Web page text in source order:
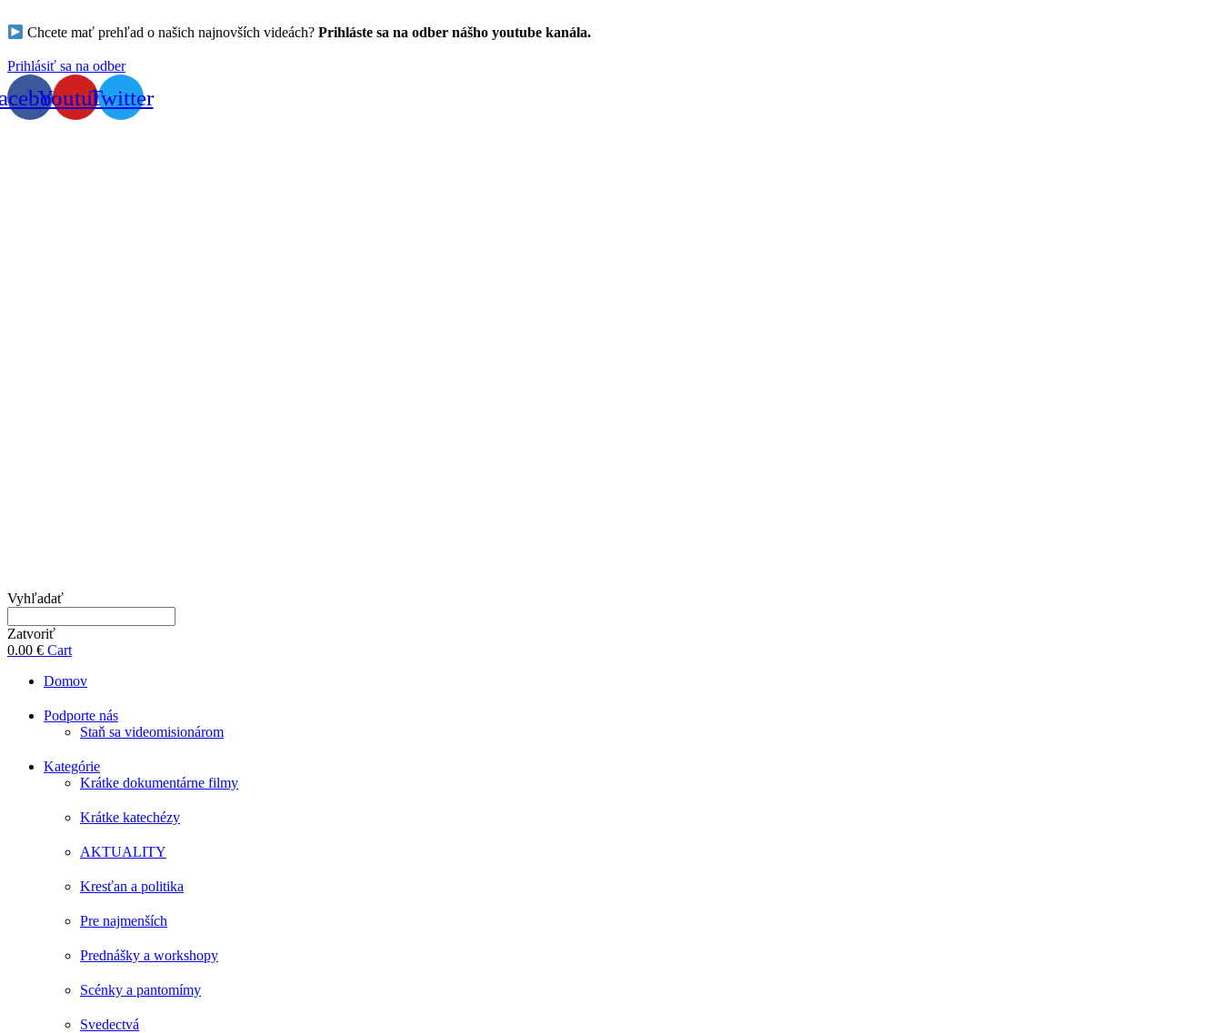
Chcete mať prehľad o našich najnovších videách? Prihláste sa na odber nášho youtube kanála.
Prihlásiť sa na odber
YoutubeTwitter
Vyhľadať
Zatvoriť
0.00 € Cart
Domov
Podporte nás
Staň sa videomisionárom
Kategórie
Krátke dokumentárne filmy
Krátke katechézy
AKTUALITY
Kresťan a politika
Pre najmenších
Prednášky a workshopy
Scénky a pantomímy
Svedectvá